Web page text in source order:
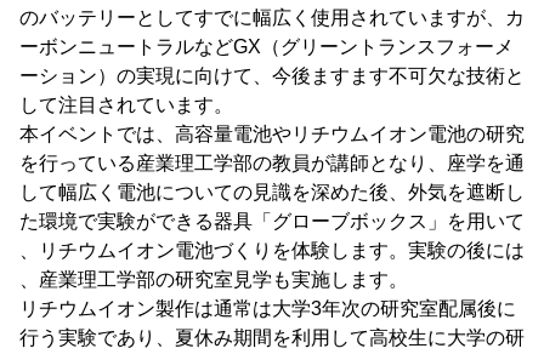
のバッテリーとしてすでに幅広く使用されていますが、カ
ーボンニュートラルなどGX（グリーントランスフォーメ
ーション）の実現に向けて、今後ますます不可欠な技術と
して注目されています。
本イベントでは、高容量電池やリチウムイオン電池の研究
を行っている産業理工学部の教員が講師となり、座学を通
して幅広く電池についての見識を深めた後、外気を遮断し
た環境で実験ができる器具「グローブボックス」を用いて
、リチウムイオン電池づくりを体験します。実験の後には
、産業理工学部の研究室見学も実施します。
リチウムイオン製作は通常は大学3年次の研究室配属後に
行う実験であり、夏休み期間を利用して高校生に大学の研